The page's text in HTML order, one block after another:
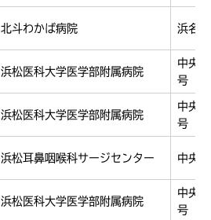
北斗わかば病院 浜名
浜松医科大学医学部附属病院
中央
号
浜松医科大学医学部附属病院
中央
号
浜松耳鼻咽喉科サージセンター 中央
浜松医科大学医学部附属病院
中央
号